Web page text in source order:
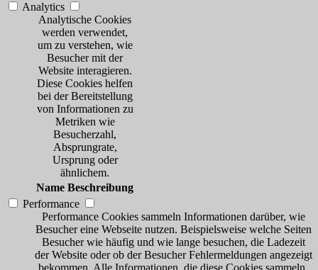
Analytics
Analytische Cookies
werden verwendet,
um zu verstehen, wie
Besucher mit der
Website interagieren.
Diese Cookies helfen
bei der Bereitstellung
von Informationen zu
Metriken wie
Besucherzahl,
Absprungrate,
Ursprung oder
ähnlichem.
Name Beschreibung
Performance
Performance Cookies sammeln Informationen darüber, wie
Besucher eine Webseite nutzen. Beispielsweise welche Seiten
Besucher wie häufig und wie lange besuchen, die Ladezeit
der Website oder ob der Besucher Fehlermeldungen angezeigt